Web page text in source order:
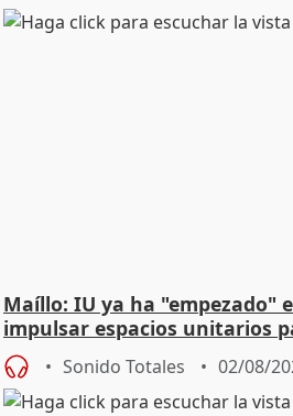
Maíllo: IU ya ha "empezado"
impulsar espacios unitarios
Sonido Totales 02/08/